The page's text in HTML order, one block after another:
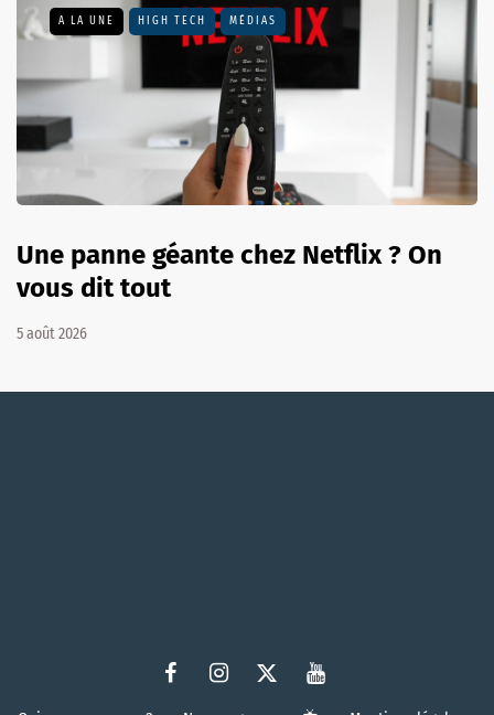
A LA UNE HIGH TECH MÉDIAS
Une panne géante chez Netflix ? On
vous dit tout
5 août 2026